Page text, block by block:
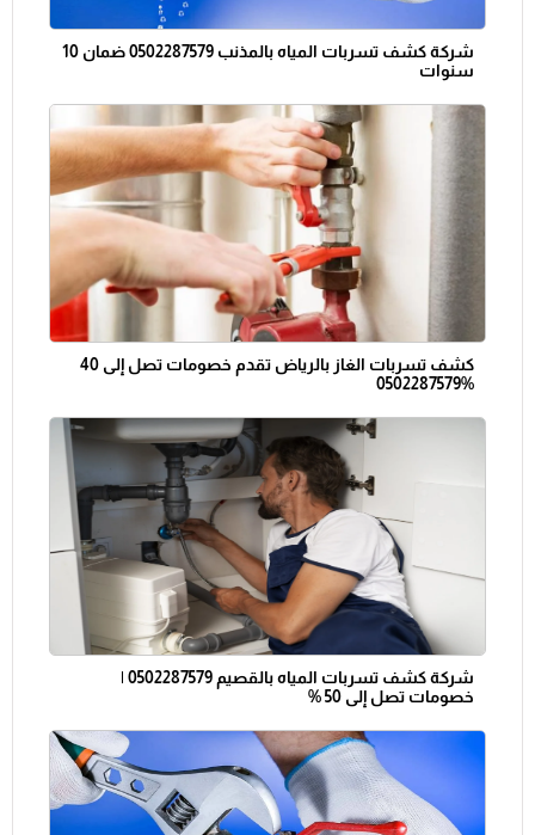
شركة كشف تسربات المياه بالمذنب 0502287579 ضمان 10
سنوات
كشف تسربات الغاز بالرياض تقدم خصومات تصل إلى 40
%0502287579
شركة كشف تسربات المياه بالقصيم 0502287579 |
خصومات تصل إلى 50 %